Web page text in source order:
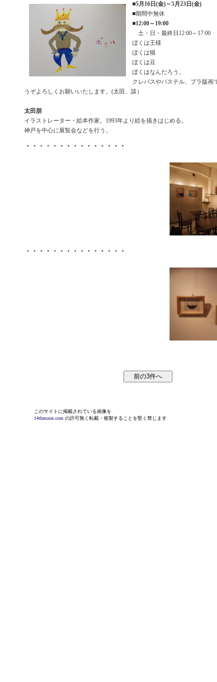
■5月16日(金)～5月23日(金)
■期間中無休
■12:00～19:00
土・日・最終日12:00～17:00
ぼくは王様
ぼくは猫
ぼくは豆
ぼくはなんだろう。
クレパスやパステル、プラ版画
うぞよろしくお願いいたします。(太田、談）
太田朋
イラストレーター・絵本作家。1993年より絵を描きはじめる。
神戸を中心に展覧会などを行う。
・・・・・・・・・・・・・・・
・・・・・・・・・・・・・・・
このサイトに掲載されている画像を
14thmoon.com の許可無く転載・複製することを堅く禁じます